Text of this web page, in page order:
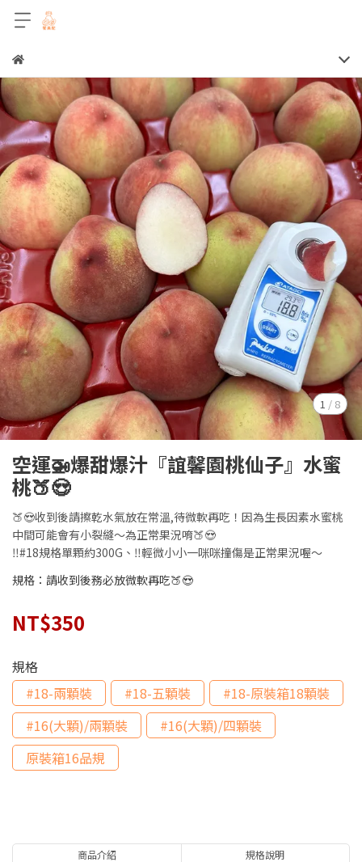
1 / 8
空運🚁爆甜爆汁『誼馨園桃仙子』水蜜
桃🍑😍
🍑😍收到後請擦乾水氣放在常溫,待微軟再吃！因為生長因素水蜜桃
中間可能會有小裂縫～為正常果況唷🍑😍
‼️#18規格單顆約300G、‼️輕微小小一咪咪撞傷是正常果況喔～
規格：請收到後務必放微軟再吃🍑😍
NT$350
規格
#18-兩顆裝
#18-五顆裝
#18-原裝箱18顆裝
#16(大顆)/兩顆裝
#16(大顆)/四顆裝
原裝箱16品規
商品介紹 規格說明